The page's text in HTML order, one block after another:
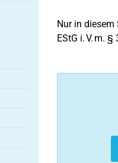
Nur in diesem
EStG i. V. m.